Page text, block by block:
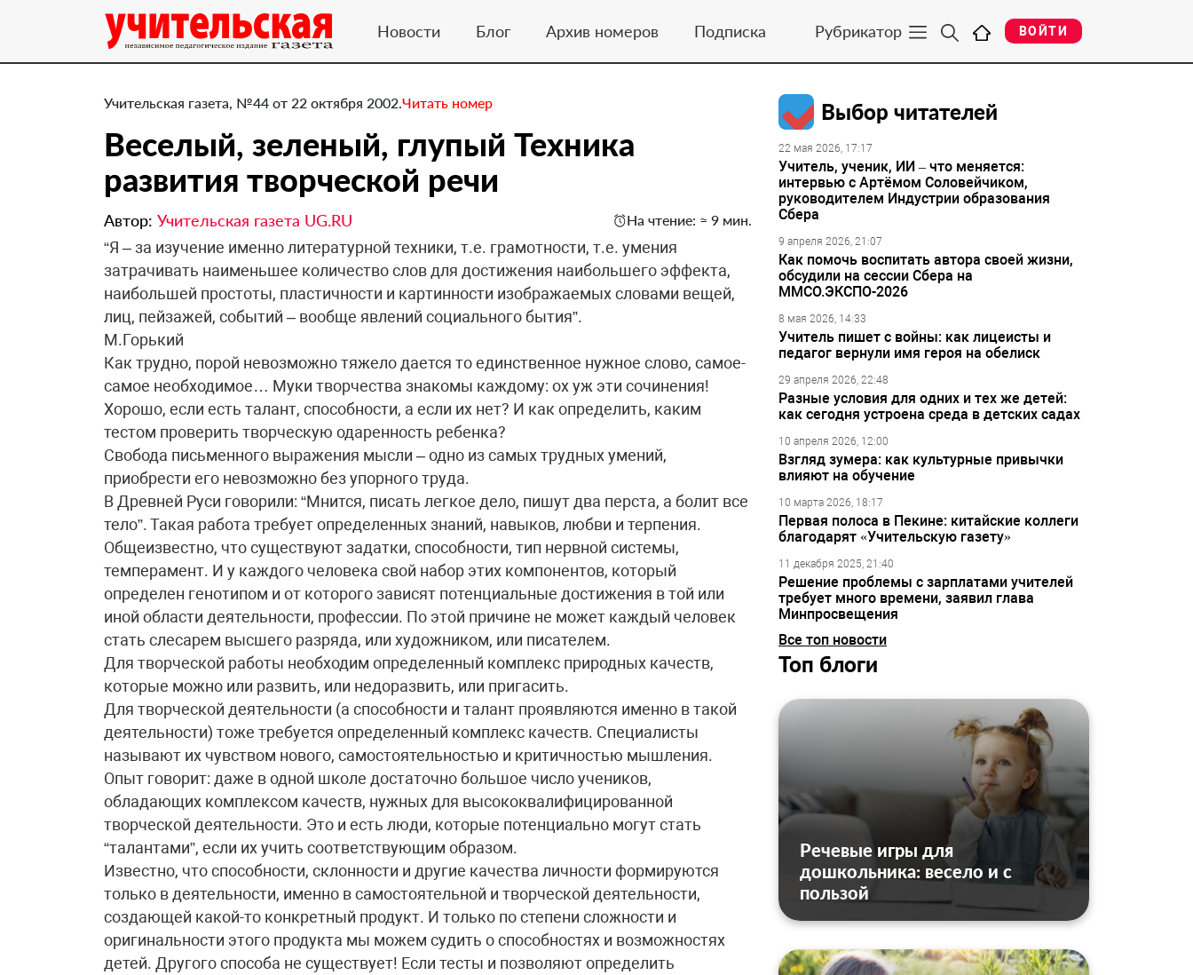
Новости Блог Архив номеров Подписка Рубрикатор ВОЙТИ
Учительская газета, №44 от 22 октября 2002.Читать номер
Веселый, зеленый, глупый Техника
развития творческой речи
Автор: Учительская газета UG.RU На чтение: ≈ 9 мин.
“Я – за изучение именно литературной техники, т.е. грамотности, т.е. умения
затрачивать наименьшее количество слов для достижения наибольшего эффекта,
наибольшей простоты, пластичности и картинности изображаемых словами вещей,
лиц, пейзажей, событий – вообще явлений социального бытия”.
М.Горький
Как трудно, порой невозможно тяжело дается то единственное нужное слово, самое-
самое необходимое… Муки творчества знакомы каждому: ох уж эти сочинения!
Хорошо, если есть талант, способности, а если их нет? И как определить, каким
тестом проверить творческую одаренность ребенка?
Свобода письменного выражения мысли – одно из самых трудных умений,
приобрести его невозможно без упорного труда.
В Древней Руси говорили: “Мнится, писать легкое дело, пишут два перста, а болит все
тело”. Такая работа требует определенных знаний, навыков, любви и терпения.
Общеизвестно, что существуют задатки, способности, тип нервной системы,
темперамент. И у каждого человека свой набор этих компонентов, который
определен генотипом и от которого зависят потенциальные достижения в той или
иной области деятельности, профессии. По этой причине не может каждый человек
стать слесарем высшего разряда, или художником, или писателем.
Для творческой работы необходим определенный комплекс природных качеств,
которые можно или развить, или недоразвить, или пригасить.
Для творческой деятельности (а способности и талант проявляются именно в такой
деятельности) тоже требуется определенный комплекс качеств. Специалисты
называют их чувством нового, самостоятельностью и критичностью мышления.
Опыт говорит: даже в одной школе достаточно большое число учеников,
обладающих комплексом качеств, нужных для высококвалифицированной
творческой деятельности. Это и есть люди, которые потенциально могут стать
“талантами”, если их учить соответствующим образом.
Известно, что способности, склонности и другие качества личности формируются
только в деятельности, именно в самостоятельной и творческой деятельности,
создающей какой-то конкретный продукт. И только по степени сложности и
оригинальности этого продукта мы можем судить о способностях и возможностях
детей. Другого способа не существует! Если тесты и позволяют определить
Выбор читателей
22 мая 2026, 17:17
Учитель, ученик, ИИ – что меняется:
интервью с Артёмом Соловейчиком,
руководителем Индустрии образования
Сбера
9 апреля 2026, 21:07
Как помочь воспитать автора своей жизни,
обсудили на сессии Сбера на
ММСО.ЭКСПО-2026
8 мая 2026, 14:33
Учитель пишет с войны: как лицеисты и
педагог вернули имя героя на обелиск
29 апреля 2026, 22:48
Разные условия для одних и тех же детей:
как сегодня устроена среда в детских садах
10 апреля 2026, 12:00
Взгляд зумера: как культурные привычки
влияют на обучение
10 марта 2026, 18:17
Первая полоса в Пекине: китайские коллеги
благодарят «Учительскую газету»
11 декабря 2025, 21:40
Решение проблемы с зарплатами учителей
требует много времени, заявил глава
Минпросвещения
Все топ новости
Топ блоги
Речевые игры для
дошкольника: весело и с
пользой